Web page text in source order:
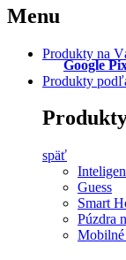
Menu
Produkty na
Google
Produkty
späť
Guess
Smart
Púzdra